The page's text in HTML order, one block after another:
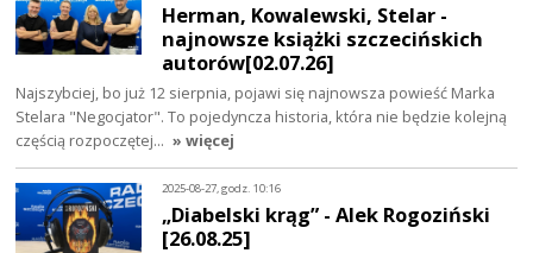
Herman, Kowalewski, Stelar -
najnowsze książki szczecińskich
autorów[02.07.26]
Najszybciej, bo już 12 sierpnia, pojawi się najnowsza powieść Marka
Stelara "Negocjator". To pojedyncza historia, która nie będzie kolejną
częścią rozpoczętej… » więcej
2025-08-27, godz. 10:16
„Diabelski krąg” - Alek Rogoziński
[26.08.25]